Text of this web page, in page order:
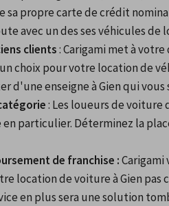
sa propre carte de crédit
avec un des ses véhicules de
clients : Carigami met à
choix pour votre location de
d'une enseigne à Gien qui vous
: Les loueurs de
particulier. Déterminez la
de franchise :
location de voiture à Gien
en plus sera une solution